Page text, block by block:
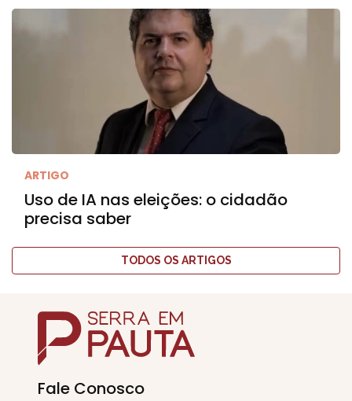
ARTIGO
Uso de IA nas eleições: o cidadão
precisa saber
TODOS OS ARTIGOS
Fale Conosco